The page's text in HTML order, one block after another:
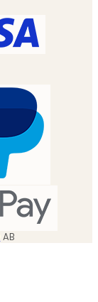
AB